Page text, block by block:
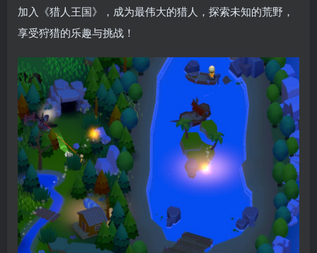
加入《猎人王国》，成为最伟大的猎人，探索未知的荒野，
享受狩猎的乐趣与挑战！